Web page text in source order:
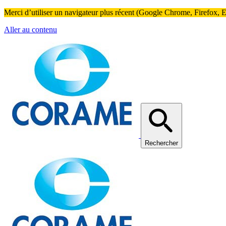
Merci d’utiliser un navigateur plus récent (Google Chrome, Firefox,
Aller au contenu
Rechercher